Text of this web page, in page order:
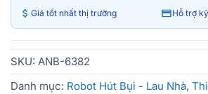
Giá tốt nhất thị trường
Hỗ trợ
SKU: ANB-6382
Danh mục: Robot Hút Bụi - Lau Nhà,